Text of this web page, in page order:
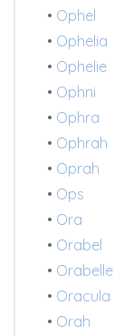
• Ophel
• Ophelia
• Ophelie
• Ophni
• Ophra
• Ophrah
• Oprah
• Ops
• Ora
• Orabel
• Orabelle
• Oracula
• Orah